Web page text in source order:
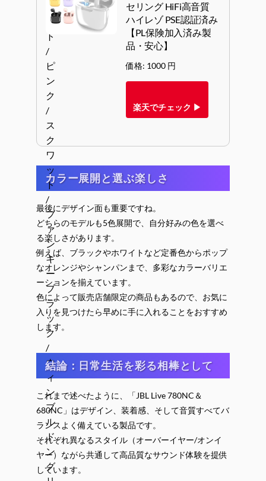
セリング HiFi高音質
ハイレゾ PSE認証済み
【PL保険加入済み製
品・安心】
価格: 1000 円
楽天でチェック ▶
カラー展開と選ぶ楽しさ
最後にデザイン面も重要ですね。
どちらのモデルも5色展開で、自分好みの色を選べ
る楽しさがあります。
例えば、ブラックやホワイトなど定番色からポップ
なオレンジやシャンパンまで、多彩なカラーバリエ
ーションを揃えています。
色によって販売店舗限定の商品もあるので、お気に
入りを見つけたら早めに手に入れることをおすすめ
します。
結論：日常生活を彩る相棒として
これまで述べたように、「JBL Live 780NC＆
680NC」はデザイン、装着感、そして音質すべてバ
ランスよく備えている製品です。
それぞれ異なるスタイル（オーバーイヤー/オンイ
ヤー）ながら共通して高品質なサウンド体験を提供
しています。